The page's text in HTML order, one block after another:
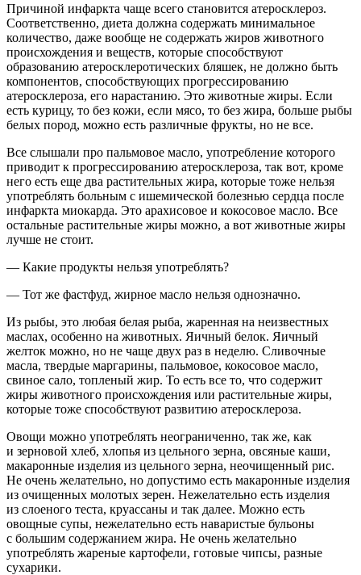
Причиной инфаркта чаще всего становится атеросклероз.
Соответственно, диета должна содержать минимальное
количество, даже вообще не содержать жиров животного
происхождения и веществ, которые способствуют
образованию атеросклеротических бляшек, не должно быть
компонентов, способствующих прогрессированию
атеросклероза, его нарастанию. Это животные жиры. Если
есть курицу, то без кожи, если мясо, то без жира, больше рыбы
белых пород, можно есть различные фрукты, но не все.
Все слышали про пальмовое масло, употребление которого
приводит к прогрессированию атеросклероза, так вот, кроме
него есть еще два растительных жира, которые тоже нельзя
употреблять больным с ишемической болезнью сердца после
инфаркта миокарда. Это арахисовое и кокосовое масло. Все
остальные растительные жиры можно, а вот животные жиры
лучше не стоит.
— Какие продукты нельзя употреблять?
— Тот же фастфуд, жирное масло нельзя однозначно.
Из рыбы, это любая белая рыба, жаренная на неизвестных
маслах, особенно на животных. Яичный белок. Яичный
желток можно, но не чаще двух раз в неделю. Сливочные
масла, твердые маргарины, пальмовое, кокосовое масло,
свиное сало, топленый жир. То есть все то, что содержит
жиры животного происхождения или растительные жиры,
которые тоже способствуют развитию атеросклероза.
Овощи можно употреблять неограниченно, так же, как
и зерновой хлеб, хлопья из цельного зерна, овсяные каши,
макаронные изделия из цельного зерна, неочищенный рис.
Не очень желательно, но допустимо есть макаронные изделия
из очищенных молотых зерен. Нежелательно есть изделия
из слоеного теста, круассаны и так далее. Можно есть
овощные супы, нежелательно есть наваристые бульоны
с большим содержанием жира. Не очень желательно
употреблять жареные картофели, готовые чипсы, разные
сухарики.